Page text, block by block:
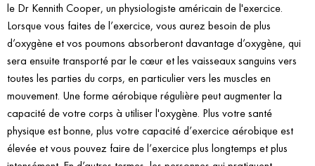
le Dr Kennith Cooper, un physiologiste américain de l'exercice.
Lorsque vous faites de l’exercice, vous aurez besoin de plus
d’oxygène et vos poumons absorberont davantage d’oxygène, qui
sera ensuite transporté par le cœur et les vaisseaux sanguins vers
toutes les parties du corps, en particulier vers les muscles en
mouvement. Une forme aérobique régulière peut augmenter la
capacité de votre corps à utiliser l'oxygène. Plus votre santé
physique est bonne, plus votre capacité d’exercice aérobique est
élevée et vous pouvez faire de l’exercice plus longtemps et plus